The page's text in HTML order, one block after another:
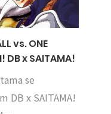
vs. ONE
DB x SAITAMA!
se
DB x SAITAMA!